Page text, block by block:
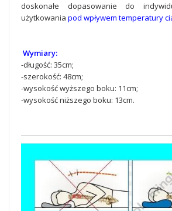
doskonałe dopasowanie do
użytkowania pod wpływem temperatury
Wymiary:
-długość: 35cm;
-szerokość: 48cm;
-wysokość wyższego boku: 11cm;
-wysokość niższego boku: 13cm.